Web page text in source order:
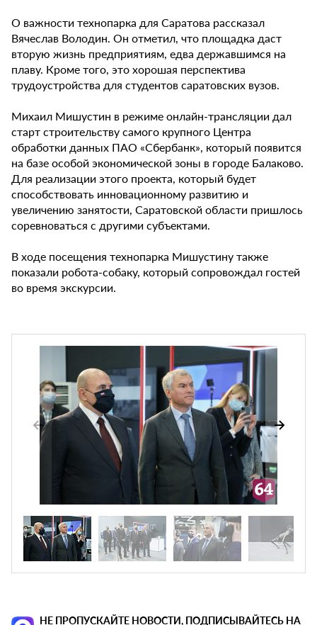
О важности технопарка для Саратова рассказал
Вячеслав Володин. Он отметил, что площадка даст
вторую жизнь предприятиям, едва державшимся на
плаву. Кроме того, это хорошая перспектива
трудоустройства для студентов саратовских вузов.
Михаил Мишустин в режиме онлайн-трансляции дал
старт строительству самого крупного Центра
обработки данных ПАО «Сбербанк», который появится
на базе особой экономической зоны в городе Балаково.
Для реализации этого проекта, который будет
способствовать инновационному развитию и
увеличению занятости, Саратовской области пришлось
соревноваться с другими субъектами.
В ходе посещения технопарка Мишустину также
показали робота-собаку, который сопровождал гостей
во время экскурсии.
НЕ ПРОПУСКАЙТЕ НОВОСТИ, ПОДПИСЫВАЙТЕСЬ НА